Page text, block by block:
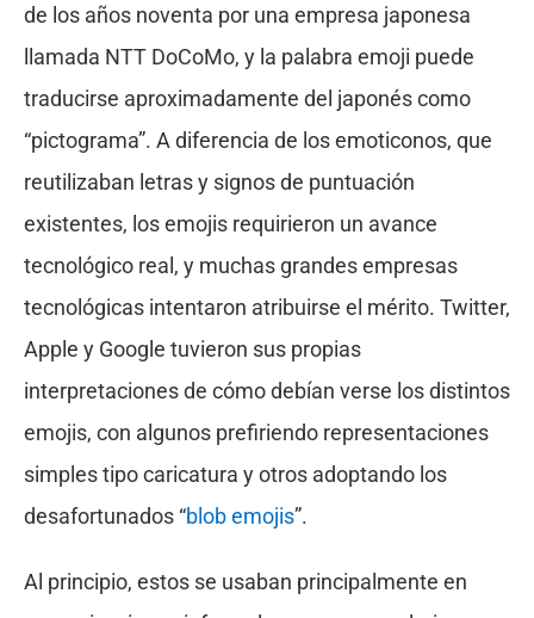
de los años noventa por una empresa japonesa
llamada NTT DoCoMo, y la palabra emoji puede
traducirse aproximadamente del japonés como
“pictograma”. A diferencia de los emoticonos, que
reutilizaban letras y signos de puntuación
existentes, los emojis requirieron un avance
tecnológico real, y muchas grandes empresas
tecnológicas intentaron atribuirse el mérito. Twitter,
Apple y Google tuvieron sus propias
interpretaciones de cómo debían verse los distintos
emojis, con algunos prefiriendo representaciones
simples tipo caricatura y otros adoptando los
desafortunados “blob emojis”.
Al principio, estos se usaban principalmente en